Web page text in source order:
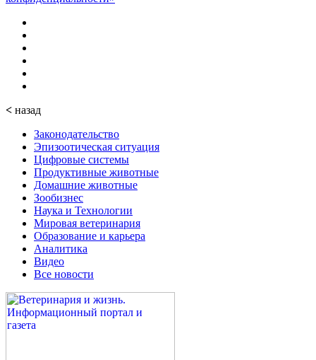
< назад
Законодательство
Эпизоотическая ситуация
Цифровые системы
Продуктивные животные
Домашние животные
Зообизнес
Наука и Технологии
Мировая ветеринария
Образование и карьера
Аналитика
Видео
Все новости